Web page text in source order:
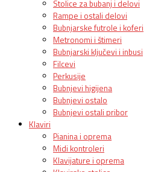
Stolice za bubanj i delovi
Rampe i ostali delovi
Bubnjarske futrole i koferi
Metronomi i štimeri
Bubnjarski ključevi i inbusi
Filcevi
Perkusije
Bubnjevi higijena
Bubnjevi ostalo
Bubnjevi ostali pribor
Klaviri
Pianina i oprema
Midi kontroleri
Klavijature i oprema